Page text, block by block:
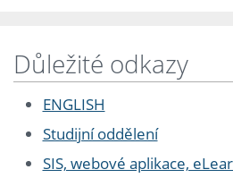
Důležité odkazy
ENGLISH
Studijní oddělení
SIS, webové aplikace,